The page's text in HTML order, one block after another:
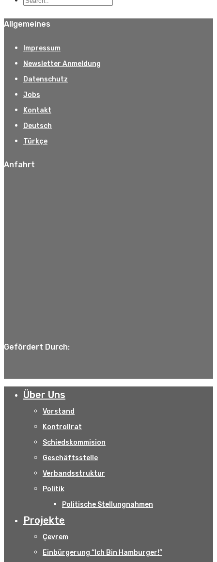
Allgemeines
Impressum
Newsletter Anmeldung
Datenschutz
Jobs
Kontakt
Deutsch
Türkçe
Anfahrt
Gefördert Durch:
Über Uns
Vorstand
Kontrollrat
Schiedskommision
Geschäftsstelle
Verbandsstruktur
Politik
Politische Stellungnahmen
Projekte
Çevrem
Einbürgerung “Ich Bin Hamburger!”